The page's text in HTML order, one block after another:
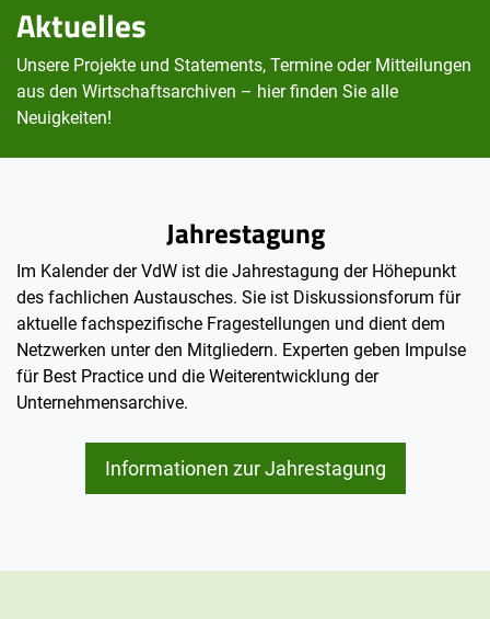
Aktuelles
Unsere Projekte und Statements, Termine oder Mitteilungen
aus den Wirtschaftsarchiven – hier finden Sie alle
Neuigkeiten!
Jahrestagung
Im Kalender der VdW ist die Jahrestagung der Höhepunkt
des fachlichen Austausches. Sie ist Diskussionsforum für
aktuelle fachspezifische Fragestellungen und dient dem
Netzwerken unter den Mitgliedern. Experten geben Impulse
für Best Practice und die Weiterentwicklung der
Unternehmensarchive.
Informationen zur Jahrestagung